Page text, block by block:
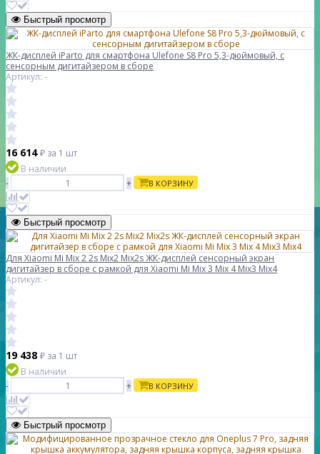
Быстрый просмотр
ЖК-дисплей iParto для смартфона Ulefone S8 Pro 5,3-дюймовый, с
сенсорным дигитайзером в сборе
Артикул: -
16 614₽ за 1 шт
В наличии
-
+ В КОРЗИНУ
Быстрый просмотр
Для Xiaomi Mi Mix 2 2s Mix2 Mix2s ЖК-дисплей сенсорный экран
дигитайзер в сборе с рамкой для Xiaomi Mi Mix 3 Mix 4 Mix3 Mix4
Артикул: -
19 438 ₽ за 1 шт
В наличии
-
+ В КОРЗИНУ
Быстрый просмотр